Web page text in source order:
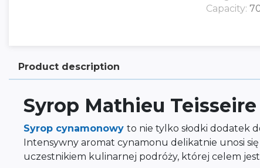
Capacity:
Product description
Syrop Mathieu
Syrop cynamonowy to nie tylko słodki dodatek
Intensywny aromat cynamonu delikatnie unosi
uczestnikiem kulinarnej podróży, której celem